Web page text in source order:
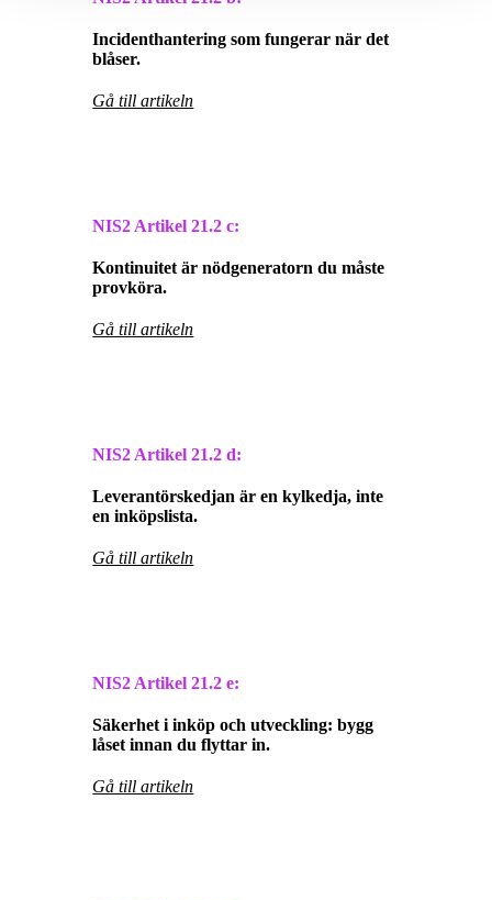
Incidenthantering som fungerar när det
blåser.
Gå till artikeln
NIS2 Artikel21.2 c:
Kontinuitet är nödgeneratorn du måste
provköra.
Gå till artikeln
NIS2 Artikel21.2 d:
Leverantörskedjan är en kylkedja, inte
en inköpslista.
Gå till artikeln
NIS2 Artikel21.2 e:
Säkerhet i inköp och utveckling: bygg
låset innan du flyttar in.
Gå till artikeln